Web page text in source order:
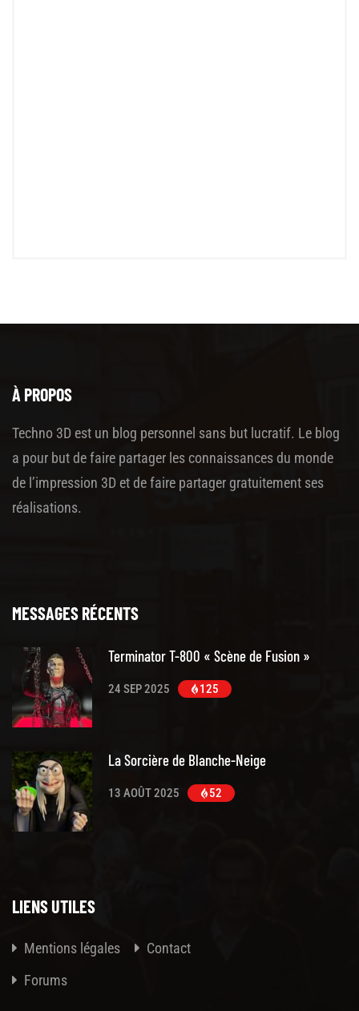
À PROPOS
Techno 3D est un blog personnel sans but lucratif. Le blog
a pour but de faire partager les connaissances du monde
de l’impression 3D et de faire partager gratuitement ses
réalisations.
MESSAGES RÉCENTS
Terminator T-800 « Scène de Fusion »
24 SEP 2025 125
La Sorcière de Blanche-Neige
13 AOÛT 2025 52
LIENS UTILES
Mentions légales
Forums
Contact